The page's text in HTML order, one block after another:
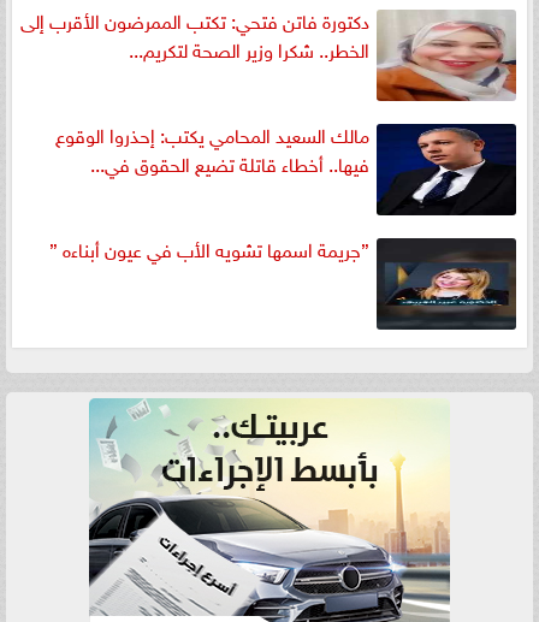
دكتورة فاتن فتحي: تكتب الممرضون الأقرب إلى
الخطر.. شكرا وزير الصحة لتكريم...
مالك السعيد المحامي يكتب: إحذروا الوقوع
فيها.. أخطاء قاتلة تضيع الحقوق في...
”جريمة اسمها تشويه الأب في عيون أبناءه ”